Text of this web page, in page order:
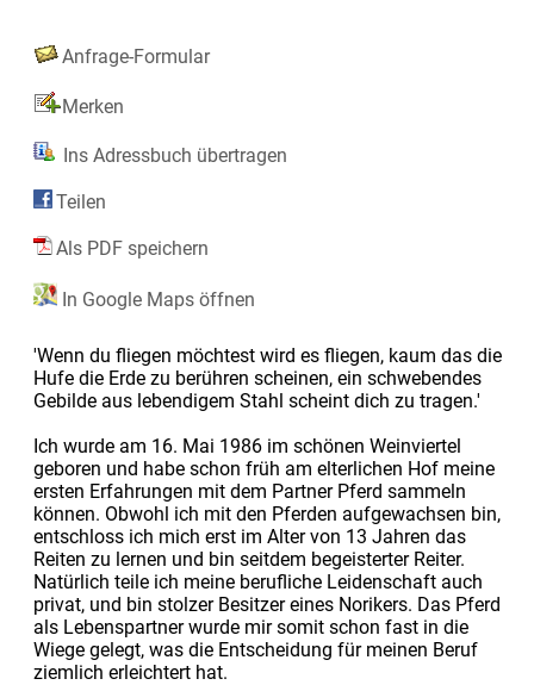
Anfrage-Formular
Merken
Ins Adressbuch übertragen
Teilen
Als PDF speichern
In Google Maps öffnen
'Wenn du fliegen möchtest wird es fliegen, kaum das die
Hufe die Erde zu berühren scheinen, ein schwebendes
Gebilde aus lebendigem Stahl scheint dich zu tragen.'
Ich wurde am 16. Mai 1986 im schönen Weinviertel
geboren und habe schon früh am elterlichen Hof meine
ersten Erfahrungen mit dem Partner Pferd sammeln
können. Obwohl ich mit den Pferden aufgewachsen bin,
entschloss ich mich erst im Alter von 13 Jahren das
Reiten zu lernen und bin seitdem begeisterter Reiter.
Natürlich teile ich meine berufliche Leidenschaft auch
privat, und bin stolzer Besitzer eines Norikers. Das Pferd
als Lebenspartner wurde mir somit schon fast in die
Wiege gelegt, was die Entscheidung für meinen Beruf
ziemlich erleichtert hat.